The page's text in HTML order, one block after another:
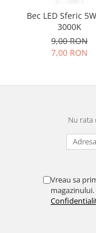
Bec LED Sferic
3000K
9,00 RON
7,00 RON
Nu
Vreau sa